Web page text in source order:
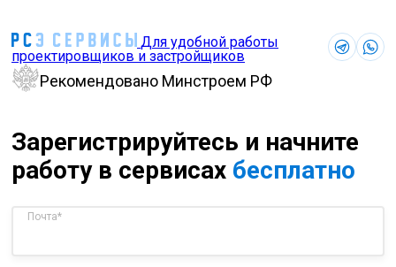
Для удобной работы
проектировщиков и застройщиков
Рекомендовано Минстроем РФ
Зарегистрируйтесь и начните
работу в сервисах бесплатно
Почта*